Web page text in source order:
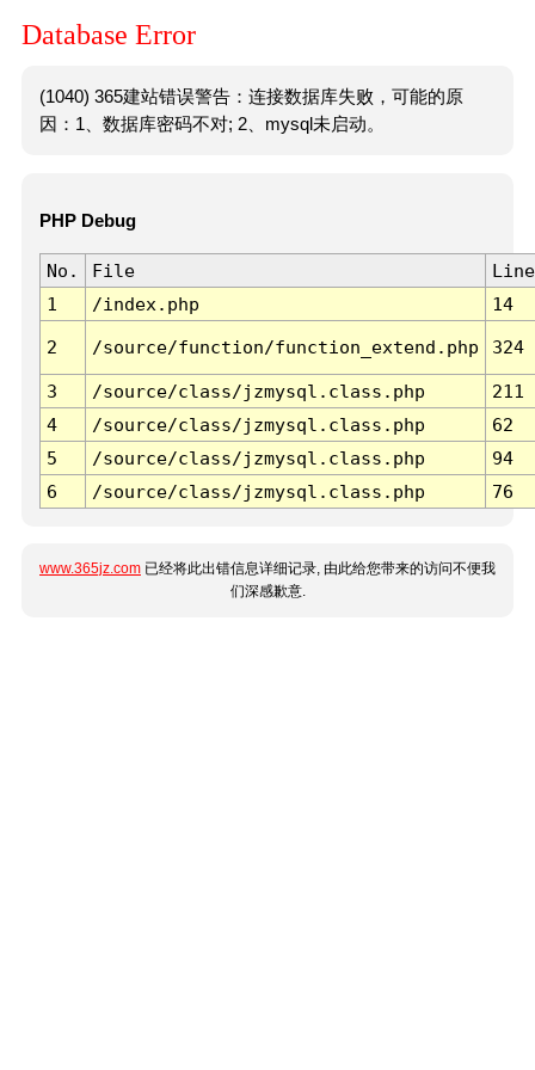
Database Error
(1040) 365建站错误警告：连接数据库失败，可能的原
因：1、数据库密码不对; 2、mysql未启动。
PHP Debug
No. File
Line
1
/index.php 14
2 /source/function/function_extend.php 324
3 /source/class/jzmysql.class.php
211
4
/source/class/jzmysql.class.php
62
5
/source/class/jzmysql.class.php
94
6
/source/class/jzmysql.class.php 76
www.365jz.com 已经将此出错信息详细记录, 由此给您带来的访问不便我
们深感歉意.